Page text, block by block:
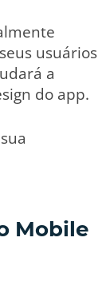
usuários
a
do app.
Mobile